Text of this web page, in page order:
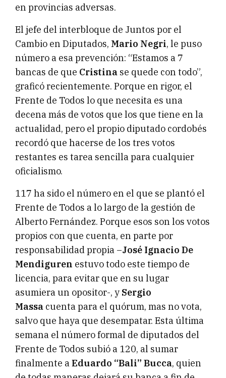
en provincias adversas.
El jefe del interbloque de Juntos por el
Cambio en Diputados, Mario Negri, le puso
número a esa prevención: “Estamos a 7
bancas de que Cristina se quede con todo”,
graficó recientemente. Porque en rigor, el
Frente de Todos lo que necesita es una
decena más de votos que los que tiene en la
actualidad, pero el propio diputado cordobés
recordó que hacerse de los tres votos
restantes es tarea sencilla para cualquier
oficialismo.
117 ha sido el número en el que se plantó el
Frente de Todos a lo largo de la gestión de
Alberto Fernández. Porque esos son los votos
propios con que cuenta, en parte por
responsabilidad propia –José Ignacio De
Mendiguren estuvo todo este tiempo de
licencia, para evitar que en su lugar
asumiera un opositor-, y Sergio
Massa cuenta para el quórum, mas no vota,
salvo que haya que desempatar. Esta última
semana el número formal de diputados del
Frente de Todos subió a 120, al sumar
finalmente aEduardo “Bali” Bucca, quien